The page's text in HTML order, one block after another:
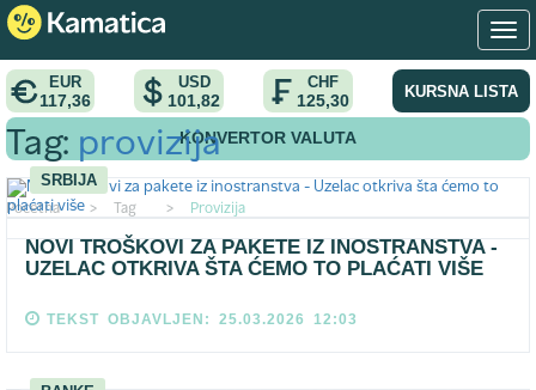
EUR
117,36
USD
101,82
CHF
125,30 KURSNA LISTA
KONVERTOR VALUTA
Pocetna > Tag > Provizija
Tag: provizija
SRBIJA
NOVI TROŠKOVI ZA PAKETE IZ INOSTRANSTVA -
UZELAC OTKRIVA ŠTA ĆEMO TO PLAĆATI VIŠE
TEKST OBJAVLJEN: 25.03.2026 12:03